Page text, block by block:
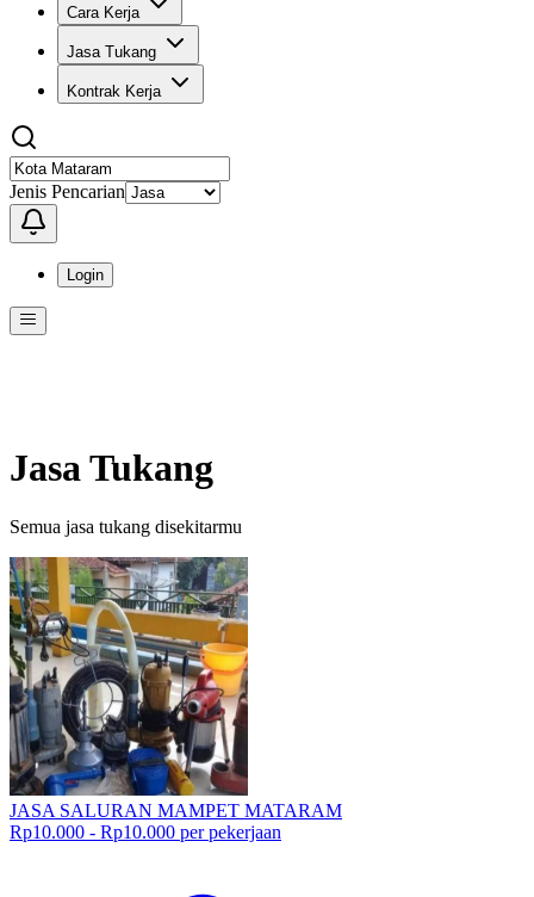
Cara Kerja
Jasa Tukang
Kontrak Kerja
Jenis Pencarian
Login
Jasa Tukang
Semua jasa tukang disekitarmu
JASA SALURAN MAMPET MATARAM
Rp10.000 - Rp10.000 per pekerjaan